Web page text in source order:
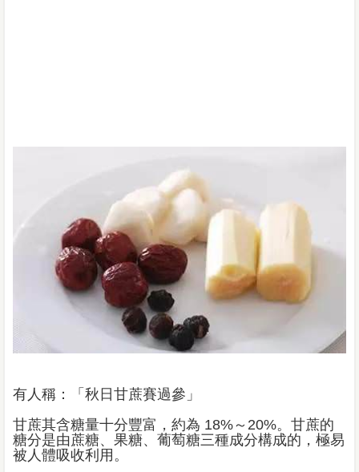
有人稱：「秋日甘蔗賽過參」
甘蔗其含糖量十分豐富，約為 18%～20%。甘蔗的
糖分是由蔗糖、果糖、葡萄糖三種成分構成的，極易
被人體吸收利用。